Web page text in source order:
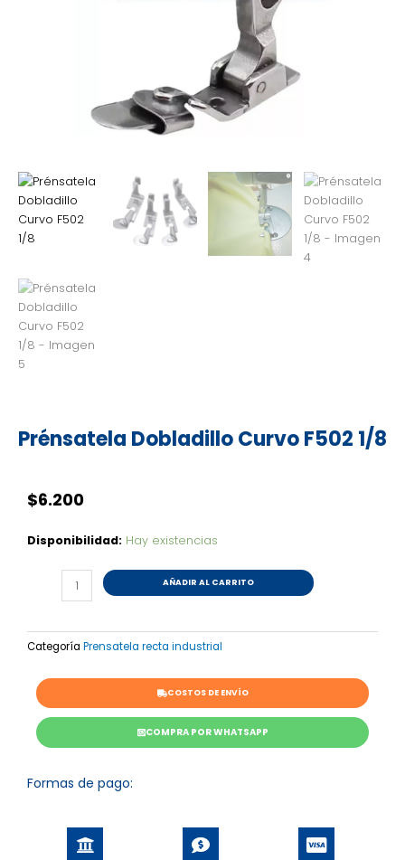
Prénsatela Dobladillo Curvo F502 1/8
$6.200
Disponibilidad: Hay existencias
Prénsatela
cantidad
AÑADIR AL CARRITO
Categoría Prensatela recta industrial
COSTOS DE ENVÍO
COMPRA POR WHATSAPP
Formas de pago: